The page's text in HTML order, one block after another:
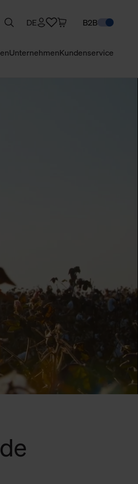
UnternehmenKundenservice
DE B2B